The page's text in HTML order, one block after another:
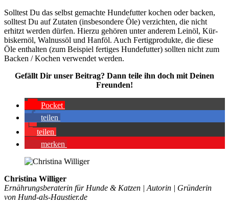
Soll­test Du das selbst gemach­te Hun­de­fut­ter kochen oder backen,
soll­test Du auf Zuta­ten (ins­be­son­de­re Öle) ver­zich­ten, die nicht
erhitzt wer­den dür­fen. Hier­zu gehö­ren unter ande­rem Lein­öl, Kür­
bis­kern­öl, Wal­nuss­öl und Hanf­öl. Auch Fer­tig­pro­duk­te, die die­se
Öle ent­hal­ten (zum Bei­spiel fer­ti­ges Hun­de­fut­ter) soll­ten nicht zum
Backen / Kochen ver­wen­det wer­den.
Gefällt Dir unser Bei­trag? Dann tei­le ihn doch mit Dei­nen
Freun­den!
Pocket
tei­len
tei­len
mer­ken
Christina Williger
Ernährungsberaterin für Hunde & Katzen | Autorin | Gründerin
von Hund-als-Haustier.de